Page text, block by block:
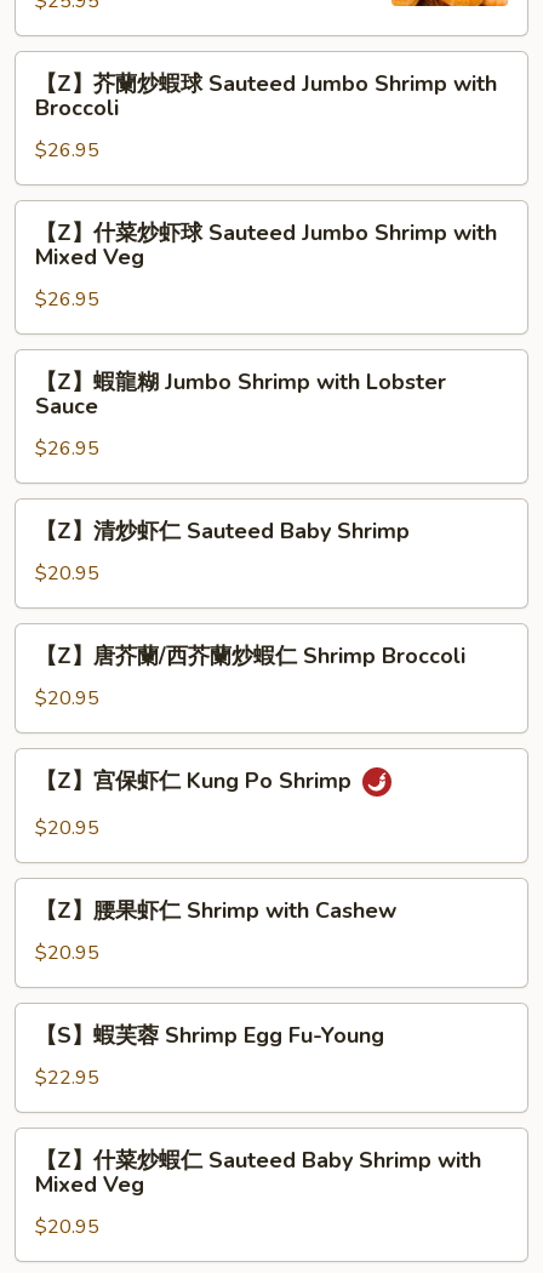
Jumbo
Shrimp
(Shell-
less)
蝦
Salt
Pepper
Crispy
Shrimp
(w
Shell)
【Z】
蝦
球
Sauteed
Jumbo
Shrimp
with
Broccoli
【Z】芥蘭炒蝦球 Sauteed Jumbo Shrimp with
Broccoli
$26.95
【Z】
虾
球
Sauteed
Jumbo
Shrimp
with
Mixed
【Z】什菜炒虾球 Sauteed Jumbo Shrimp with
Mixed Veg
$26.95
【Z】
Jumbo
Shrimp
with
Lobster
【Z】蝦龍糊 Jumbo Shrimp with Lobster
Sauce
$26.95
【Z】
虾
仁
Sauteed
Baby
【Z】清炒虾仁 Sauteed Baby Shrimp
$20.95
【Z】
蘭/
西
蝦
Shrimp
Broccoli
【Z】唐芥蘭/西芥蘭炒蝦仁 Shrimp Broccoli
$20.95
【Z】
仁
Kung
Shrimp
【Z】宫保虾仁 Kung Po Shrimp
$20.95
【Z】
虾
仁
Shrimp
with
【Z】腰果虾仁 Shrimp with Cashew
$20.95
【S】
蓉
Shrimp
Fu-
Young
【S】蝦芙蓉 Shrimp Egg Fu-Young
$22.95
【Z】
蝦
【Z】什菜炒蝦仁 Sauteed Baby Shrimp with
Mixed Veg
$20.95